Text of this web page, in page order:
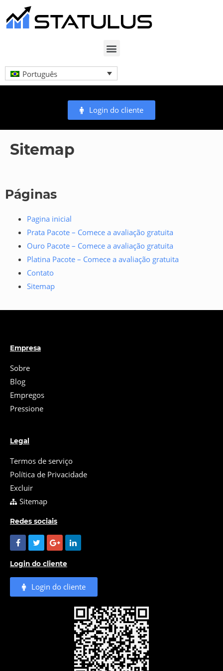
Português
Login do cliente
Sitemap
Páginas
Pagina inicial
Prata Pacote – Comece a avaliação gratuita
Ouro Pacote – Comece a avaliação gratuita
Platina Pacote – Comece a avaliação gratuita
Contato
Sitemap
Empresa
Sobre
Blog
Empregos
Pressione
Legal
Termos de serviço
Política de Privacidade
Excluir
Sitemap
Redes sociais
Login do cliente
Login do cliente